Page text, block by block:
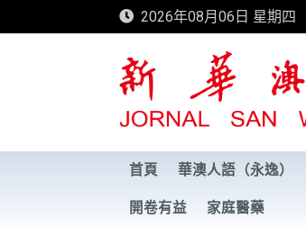
to
2026年08月06日 星期四
新華澳報
首頁 華澳人語（永逸）
開卷有益 家庭醫藥